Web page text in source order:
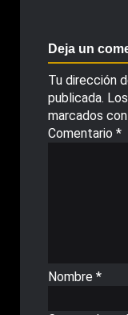
Deja un
Tu dirección
publicada.
marcados con
Comentario *
Nombre *